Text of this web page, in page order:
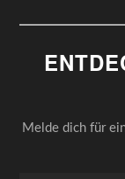
Melde dich für